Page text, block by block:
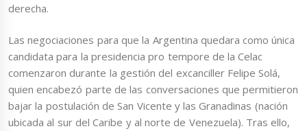
derecha.
Las negociaciones para que la Argentina quedara como única
candidata para la presidencia pro tempore de la Celac
comenzaron durante la gestión del excanciller Felipe Solá,
quien encabezó parte de las conversaciones que permitieron
bajar la postulación de San Vicente y las Granadinas (nación
ubicada al sur del Caribe y al norte de Venezuela). Tras ello,